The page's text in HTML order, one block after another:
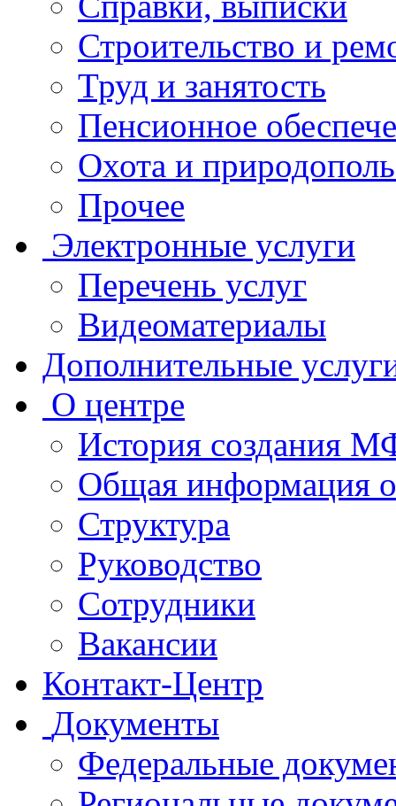
Строительство и
Труд и занятость
Пенсионное
Охота и
Прочее
Электронные услуги
Перечень услуг
Видеоматериалы
Дополнительные
О центре
История создания
Общая
Структура
Руководство
Сотрудники
Вакансии
Контакт-Центр
Документы
Федеральные